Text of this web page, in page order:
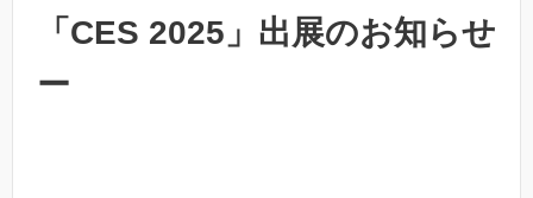
「CES 2025」出展のお知らせ
ー